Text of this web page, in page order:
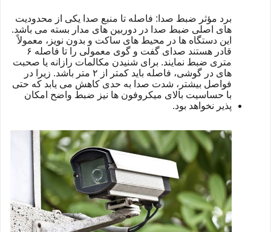
برد مؤثر ضبط صدا: فاصله تا منبع صدا یکی از محدودیت
های اصلی ضبط صدا در دوربین های مدار بسته می باشد.
این دستگاه ها در محیط های ساکت و بدون نویز، معمولاً
قادر هستند صدای گفت و گوی معمولی را تا فاصله ۶
متری ضبط نمایند. برای شنیدن مکالمات رازانه یا صحبت
های در گوشی، فاصله باید کمتر از ۲ متر باشد. زیرا در
فواصل بیشتر، شدت صدا به حدی کاهش می یابد که حتی
با حساسیت بالای میکروفون ها نیز ضبط واضح امکان
پذیر نخواهد بود.